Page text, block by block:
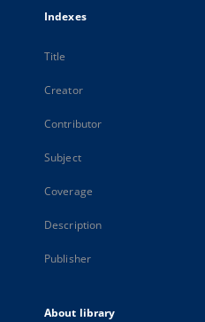
Indexes
Title
Creator
Contributor
Subject
Coverage
Description
Publisher
About library